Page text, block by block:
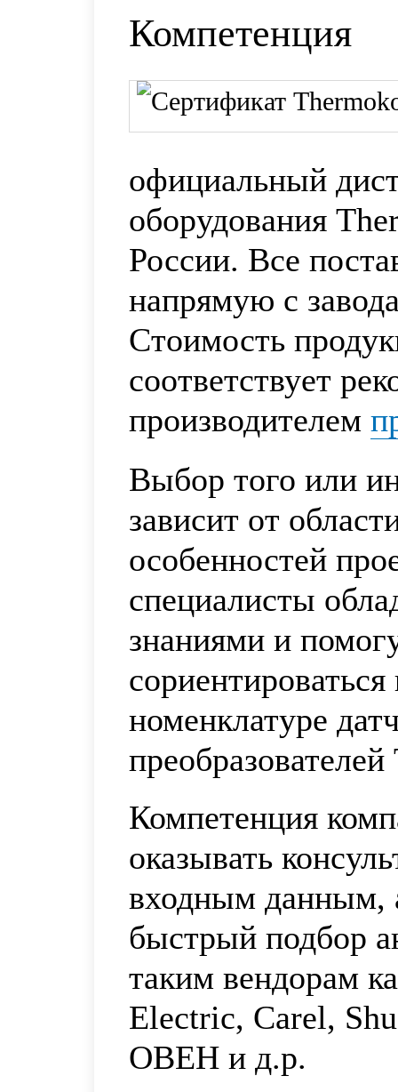
Компетенция
официальный
оборудования
России. Все
напрямую с
Стоимость
соответствует
производителем
Выбор того или
зависит от
особенностей
специалисты
знаниями и
номенклатуре
Компетенция
оказывать
входным данным,
быстрый подбор
таким вендорам
Electric, Carel,
ОВЕН и д.р.